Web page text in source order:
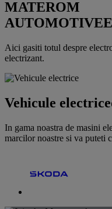
MATEROM
AUTOMOTIVE
Aici gasiti totul despre
electrizant.
Vehicule electrice
In gama noastra de masini
marcilor noastre si va puteti